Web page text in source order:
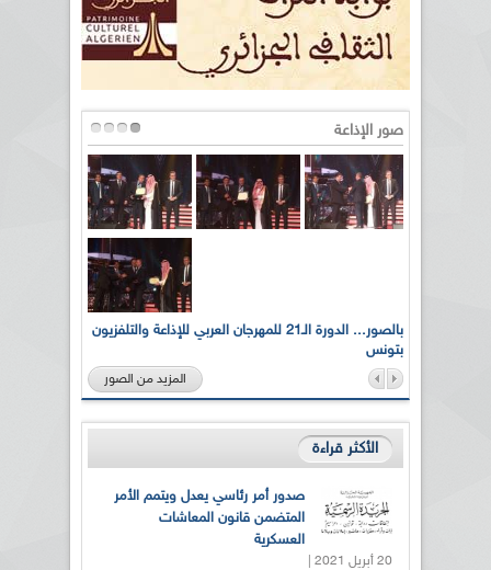
صور الإذاعة
بالصور... الدورة الـ21 للمهرجان العربي للإذاعة والتلفزيون
بتونس
المزيد من الصور
الأكثر قراءة
صدور أمر رئاسي يعدل ويتمم الأمر
المتضمن قانون المعاشات
العسكرية
20 أبريل 2021 |